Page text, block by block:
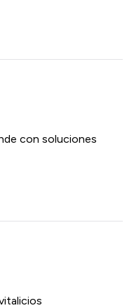
con soluciones